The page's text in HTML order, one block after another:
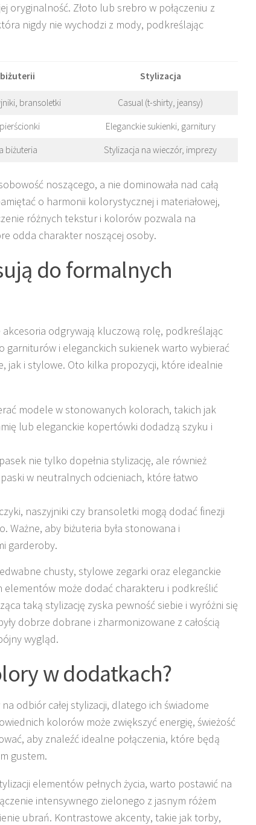
oryginalność. Złoto lub srebro w połączeniu z
nigdy nie wychodzi z mody, podkreślając
Stylizacja
bransoletki Casual (t-shirty, jeansy)
Eleganckie sukienki, garnitury
biżuteria Stylizacja na wieczór, imprezy
noszącego, a nie dominowała nad całą
o harmonii kolorystycznej i materiałowej,
różnych tekstur i kolorów pozwala na
odda charakter noszącej osoby.
do formalnych
odgrywają kluczową rolę, podkreślając
garniturów i eleganckich sukienek warto wybierać
jak i stylowe. Oto kilka propozycji, które idealnie
modele w stonowanych kolorach, takich jak
lub eleganckie kopertówki dodadzą szyku i
nie tylko dopełnia stylizację, ale również
w neutralnych odcieniach, które łatwo
naszyjniki czy bransoletki mogą dodać finezji
Ważne, aby biżuteria była stonowana i
garderoby.
chusty, stylowe zegarki oraz eleganckie
elementów może dodać charakteru i podkreślić
taką stylizację zyska pewność siebie i wyróżni się
dobrze dobrane i zharmonizowane z całością
wygląd.
w dodatkach?
odbiór całej stylizacji, dlatego ich świadome
kolorów może zwiększyć energię, świeżość
aby znaleźć idealne połączenia, które będą
gustem.
elementów pełnych życia, warto postawić na
intensywnego zielonego z jasnym różem
ubrań. Kontrastowe akcenty, takie jak torby,